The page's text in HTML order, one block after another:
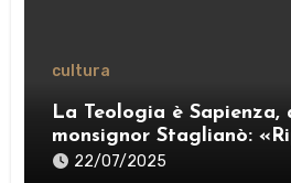
cultura
La Teologia è Sapienza,
monsignor Staglianò:
pensiero per esercitare
22/07/2025